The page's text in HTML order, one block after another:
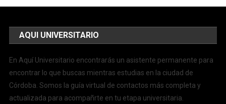
AQUI UNIVERSITARIO
En Aquí Universitario encontrarás un asistente permanente para
encontrar lo que buscas mientras estudias en la ciudad de
Córdoba. Somos la guía virtual de contactos más completa y
actualizada para acompañrte en tu etapa universitaria.